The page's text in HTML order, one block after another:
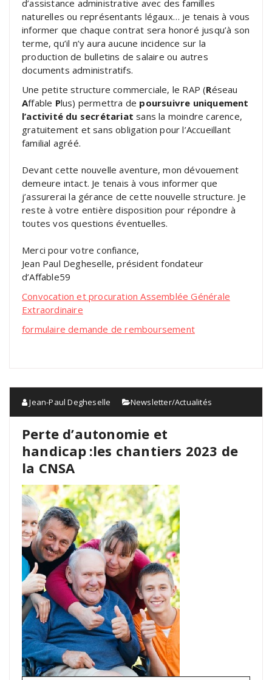
d’assistance administrative avec des familles
naturelles ou représentants légaux… je tenais à vous
informer que chaque contrat sera honoré jusqu’à son
terme, qu’il n’y aura aucune incidence sur la
production de bulletins de salaire ou autres
documents administratifs.
Une petite structure commerciale, le RAP (Réseau
Affable Plus) permettra de poursuivre uniquement
l’activité du secrétariat sans la moindre carence,
gratuitement et sans obligation pour l’Accueillant
familial agréé.
Devant cette nouvelle aventure, mon dévouement
demeure intact. Je tenais à vous informer que
j’assurerai la gérance de cette nouvelle structure. Je
reste à votre entière disposition pour répondre à
toutes vos questions éventuelles.
Merci pour votre confiance,
Jean Paul Degheselle, président fondateur
d’Affable59
Convocation et procuration Assemblée Générale
Extraordinaire
formulaire demande de remboursement
Jean-Paul Degheselle Newsletter/Actualités
Perte d’autonomie et
handicap :les chantiers 2023 de
la CNSA